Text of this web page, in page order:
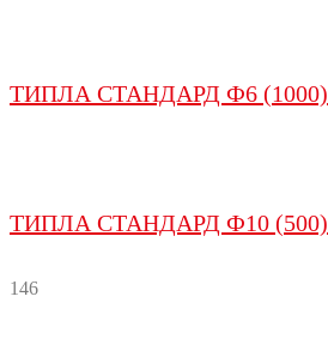
ТИПЛА СТАНДАРД Ф6 (1000)
ТИПЛА СТАНДАРД Ф10 (500)
146